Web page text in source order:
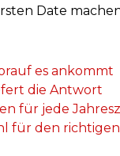
Date
es ankommt
die Antwort
für jede
für den